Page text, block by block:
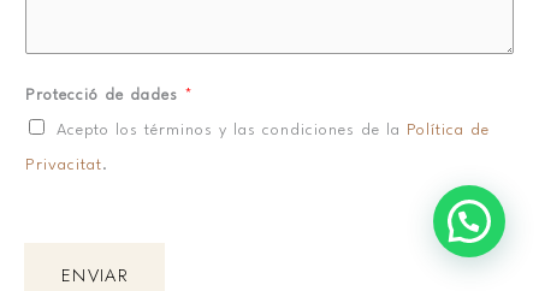
Protecció de dades *
Acepto los términos y las condiciones de la Política de
Privacitat.
ENVIAR